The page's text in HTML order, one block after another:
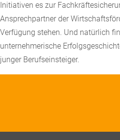
Initiativen es zur
Ansprechpartner der
Verfügung stehen. Und natürlich
unternehmerische
junger Berufseinsteiger.